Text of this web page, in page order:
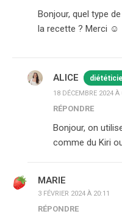
Bonjour, quel type
la recette ? Merci ☺️
ALICE
18 DÉCEMBRE 2024 À
RÉPONDRE
Bonjour, on
comme du Kiri
MARIE
3 FÉVRIER 2024 À 20:11
RÉPONDRE